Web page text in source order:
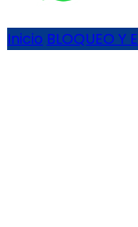
Inicio BLOQUEO Y